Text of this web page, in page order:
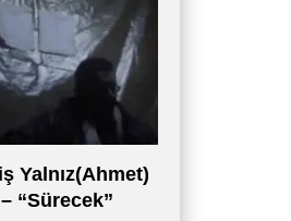
Yalnız(Ahmet)
“Sürecek”